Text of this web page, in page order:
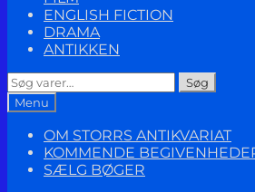
ENGLISH FICTION
DRAMA
ANTIKKEN
Søg
efter:
Søg
Menu
OM STORRS ANTIKVARIAT
KOMMENDE
SÆLG BØGER